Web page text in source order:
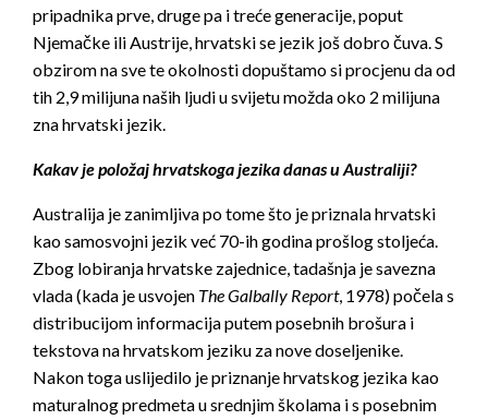
pripadnika prve, druge pa i treće generacije, poput
Njemačke ili Austrije, hrvatski se jezik još dobro čuva. S
obzirom na sve te okolnosti dopuštamo si procjenu da od
tih 2,9 milijuna naših ljudi u svijetu možda oko 2 milijuna
zna hrvatski jezik.
Kakav je položaj hrvatskoga jezika danas u Australiji?
Australija je zanimljiva po tome što je priznala hrvatski
kao samosvojni jezik već 70-ih godina prošlog stoljeća.
Zbog lobiranja hrvatske zajednice, tadašnja je savezna
vlada (kada je usvojen The Galbally Report, 1978) počela s
distribucijom informacija putem posebnih brošura i
tekstova na hrvatskom jeziku za nove doseljenike.
Nakon toga uslijedilo je priznanje hrvatskog jezika kao
maturalnog predmeta u srednjim školama i s posebnim